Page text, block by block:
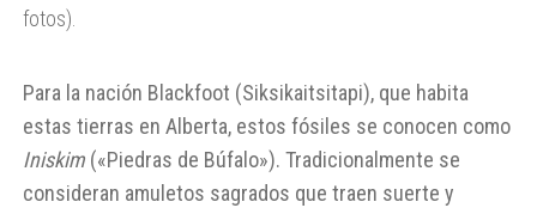
fotos).
Para la nación Blackfoot (Siksikaitsitapi), que habita
estas tierras en Alberta, estos fósiles se conocen como
Iniskim(«Piedras de Búfalo»). Tradicionalmente se
consideran amuletos sagrados que traen suerte y